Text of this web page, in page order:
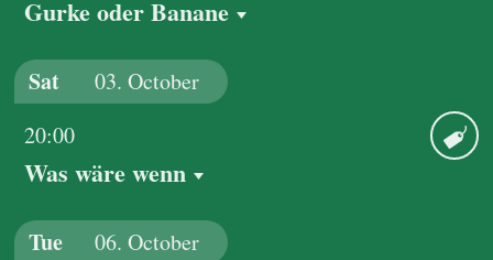
Gurke oder Banane
Sat 03. October
20:00
Was wäre wenn
Tue 06. October